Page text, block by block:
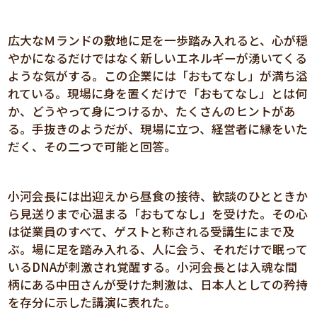
広大なＭランドの敷地に足を一歩踏み入れると、心が穏
やかになるだけではなく新しいエネルギーが湧いてくる
ような気がする。この企業には「おもてなし」が満ち溢
れている。現場に身を置くだけで「おもてなし」とは何
か、どうやって身につけるか、たくさんのヒントがあ
る。手抜きのようだが、現場に立つ、経営者に縁をいた
だく、その二つで可能と回答。
小河会長には出迎えから昼食の接待、歓談のひとときか
ら見送りまで心温まる「おもてなし」を受けた。その心
は従業員のすべて、ゲストと称される受講生にまで及
ぶ。場に足を踏み入れる、人に会う、それだけで眠って
いるDNAが刺激され覚醒する。小河会長とは入魂な間
柄にある中田さんが受けた刺激は、日本人としての矜持
を存分に示した講演に表れた。